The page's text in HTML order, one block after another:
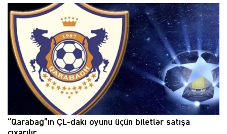
“Qarabağ”ın ÇL-dakı oyunu üçün biletlər satışa